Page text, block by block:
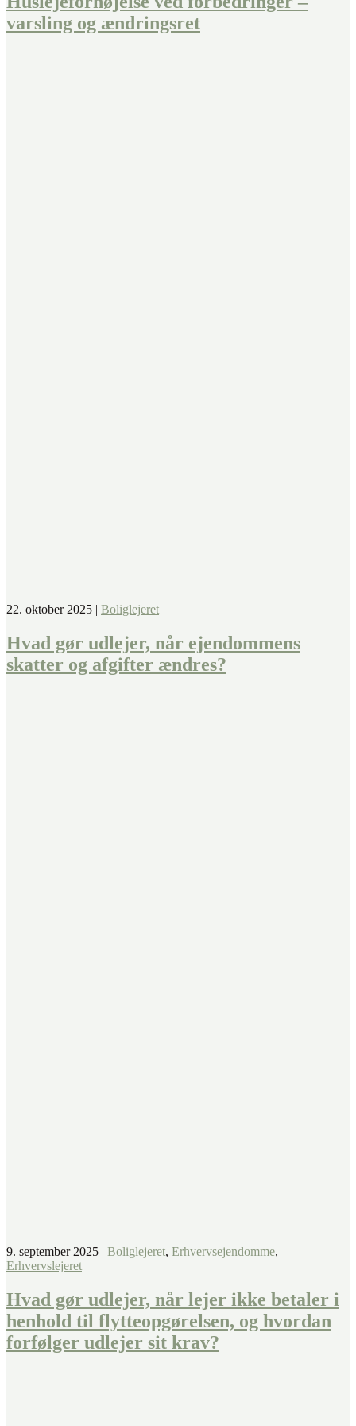
varsling og ændringsret
22. oktober 2025 | Boliglejeret
Hvad gør udlejer, når ejendommens
skatter og afgifter ændres?
9. september 2025 | Boliglejeret, Erhvervsejendomme,
Erhvervslejeret
Hvad gør udlejer, når lejer ikke betaler i
henhold til flytteopgørelsen, og hvordan
forfølger udlejer sit krav?